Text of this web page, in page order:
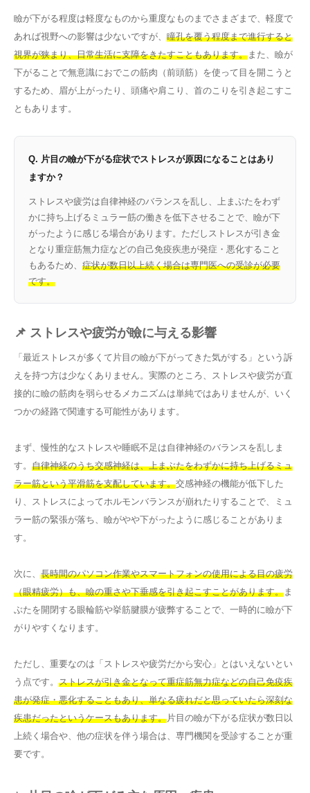
瞼が下がる程度は軽度なものから重度なものまでさまざまで、軽度で
あれば視野への影響は少ないですが、 瞳孔を覆う程度まで進行すると
視界が狭まり、日常生活に支障をきたすこともあります。また、瞼が
下がることで無意識におでこの筋肉（前頭筋）を使って目を開こうと
するため、眉が上がったり、頭痛や肩こり、首のこりを引き起こすこ
ともあります。
Q. 片目の瞼が下がる症状でストレスが原因になることはあり
ますか？
ストレスや疲労は自律神経のバランスを乱し、上まぶたをわず
かに持ち上げるミュラー筋の働きを低下させることで、瞼が下
がったように感じる場合があります。ただしストレスが引き金
となり重症筋無力症などの自己免疫疾患が発症・悪化すること
もあるため、 症状が数日以上続く場合は専門医への受診が必要
です。
📌 ストレスや疲労が瞼に与える影響
「最近ストレスが多くて片目の瞼が下がってきた気がする」という訴
えを持つ方は少なくありません。実際のところ、ストレスや疲労が直
接的に瞼の筋肉を弱らせるメカニズムは単純ではありませんが、いく
つかの経路で関連する可能性があります。
まず、慢性的なストレスや睡眠不足は自律神経のバランスを乱しま
す。 自律神経のうち交感神経は、上まぶたをわずかに持ち上げるミュ
ラー筋という平滑筋を支配しています。交感神経の機能が低下した
り、ストレスによってホルモンバランスが崩れたりすることで、ミュ
ラー筋の緊張が落ち、瞼がやや下がったように感じることがありま
す。
次に、 長時間のパソコン作業やスマートフォンの使用による目の疲労
（眼精疲労）も、瞼の重さや下垂感を引き起こすことがあります。ま
ぶたを開閉する眼輪筋や挙筋腱膜が疲弊することで、一時的に瞼が下
がりやすくなります。
ただし、重要なのは「ストレスや疲労だから安心」とはいえないとい
う点です。 ストレスが引き金となって重症筋無力症などの自己免疫疾
患が発症・悪化することもあり、単なる疲れだと思っていたら深刻な
疾患だったというケースもあります。片目の瞼が下がる症状が数日以
上続く場合や、他の症状を伴う場合は、専門機関を受診することが重
要です。